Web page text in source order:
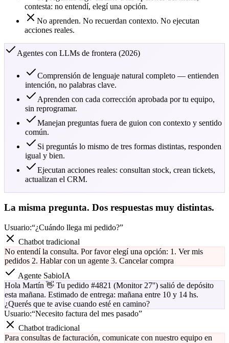
contesta: no entendí, elegí una opción.
No aprenden. No recuerdan contexto. No ejecutan
acciones reales.
Agentes con LLMs de frontera (2026)
Comprensión de lenguaje natural completo — entienden
intención, no palabras clave.
Aprenden con cada corrección aprobada por tu equipo,
sin reprogramar.
Manejan preguntas fuera de guion con contexto y sentido
común.
Si preguntás lo mismo de tres formas distintas, responden
igual y bien.
Ejecutan acciones reales: consultan stock, crean tickets,
actualizan el CRM.
La misma pregunta. Dos respuestas muy distintas.
Usuario:“¿Cuándo llega mi pedido?”
Chatbot tradicional
No entendí la consulta. Por favor elegí una opción: 1. Ver mis
pedidos 2. Hablar con un agente 3. Cancelar compra
Agente SabioIA
Hola Martín 👋 Tu pedido #4821 (Monitor 27'') salió de depósito
esta mañana. Estimado de entrega: mañana entre 10 y 14 hs.
¿Querés que te avise cuando esté en camino?
Usuario:“Necesito factura del mes pasado”
Chatbot tradicional
Para consultas de facturación, comunicate con nuestro equipo en